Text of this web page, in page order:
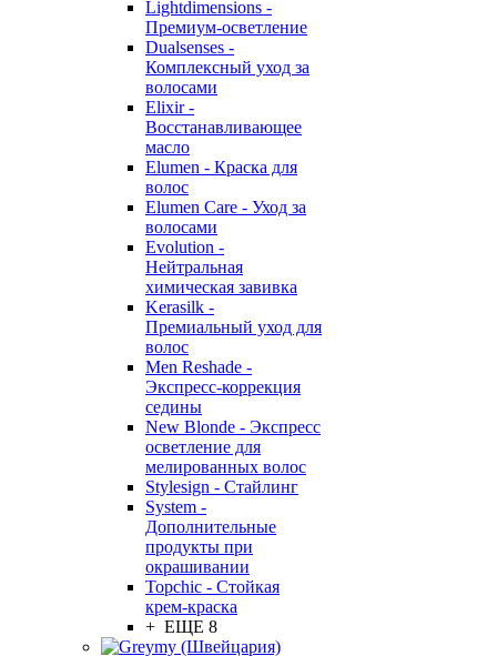
Lightdimensions -
Премиум-осветление
Dualsenses -
Комплексный уход за
волосами
Elixir -
Восстанавливающее
масло
Elumen - Краска для
волос
Elumen Care - Уход за
волосами
Evolution -
Нейтральная
химическая завивка
Kerasilk -
Премиальный уход для
волос
Men Reshade -
Экспресс-коррекция
седины
New Blonde - Экспресс
осветление для
мелированных волос
Stylesign - Стайлинг
System -
Дополнительные
продукты при
окрашивании
Topchic - Стойкая
крем-краска
+ ЕЩЕ 8